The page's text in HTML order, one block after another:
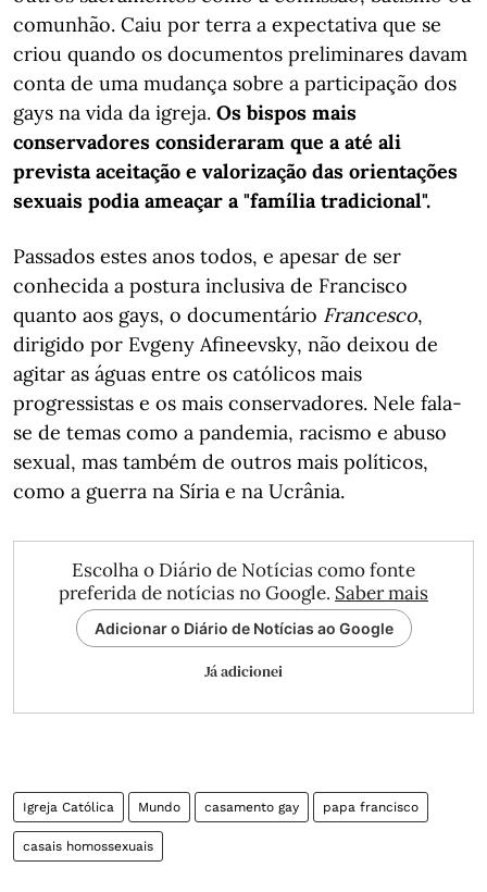
comunhão. Caiu por terra a expectativa que se
criou quando os documentos preliminares davam
conta de uma mudança sobre a participação dos
gays na vida da igreja. Os bispos mais
conservadores consideraram que a até ali
prevista aceitação e valorização das orientações
sexuais podia ameaçar a "família tradicional".
Passados estes anos todos, e apesar de ser
conhecida a postura inclusiva de Francisco
quanto aos gays, o documentário Francesco,
dirigido por Evgeny Afineevsky, não deixou de
agitar as águas entre os católicos mais
progressistas e os mais conservadores. Nele fala-
se de temas como a pandemia, racismo e abuso
sexual, mas também de outros mais políticos,
como a guerra na Síria e na Ucrânia.
Escolha o Diário de Notícias como fonte
preferida de notícias no Google. Saber mais
Adicionar o Diário de Notícias ao Google
Já adicionei
Igreja Católica Mundo casamento gay papa francisco
casais homossexuais